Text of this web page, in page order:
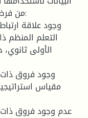
من
التعلم المنظم
الأولى
مقياس